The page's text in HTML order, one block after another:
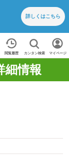
詳しくはこちら
閲覧履歴 カンタン検索 マイページ
細情報